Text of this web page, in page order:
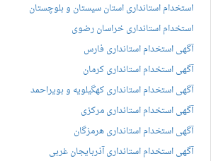
استخدام استانداری استان سیستان و بلوچستان
استخدام استانداری خراسان رضوی
آگهی استخدام استانداری فارس
آگهی استخدام استانداری کرمان
آگهی استخدام استانداری کهگیلویه و بویراحمد
آگهی استخدام استانداری مرکزی
آگهی استخدام استانداری هرمزگان
آگهی استخدام استانداری آذربایجان غربی